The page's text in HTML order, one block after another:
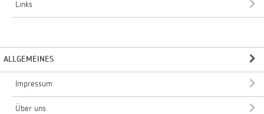
Links
ALLGEMEINES
Impressum
Über uns